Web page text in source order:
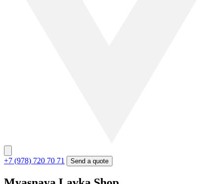
+7 (978) 720 70 71 Send a quote